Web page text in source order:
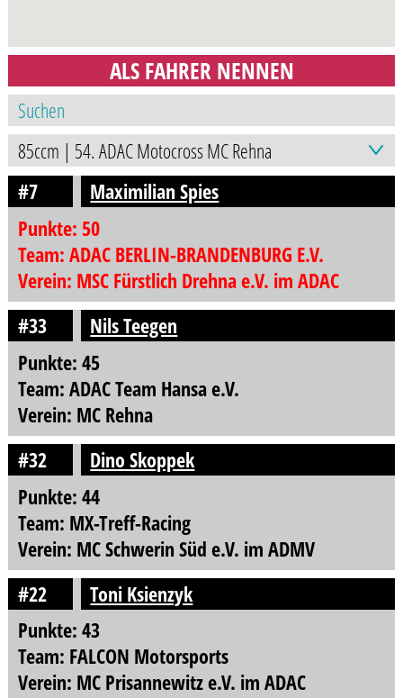
ALS FAHRER NENNEN
#7
Maximilian Spies
Punkte: 50
Team: ADAC BERLIN-BRANDENBURG E.V.
Verein: MSC Fürstlich Drehna e.V. im ADAC
#33
Nils Teegen
Punkte: 45
Team: ADAC Team Hansa e.V.
Verein: MC Rehna
#32
Dino Skoppek
Punkte: 44
Team: MX-Treff-Racing
Verein: MC Schwerin Süd e.V. im ADMV
#22
Toni Ksienzyk
Punkte: 43
Team: FALCON Motorsports
Verein: MC Prisannewitz e.V. im ADAC